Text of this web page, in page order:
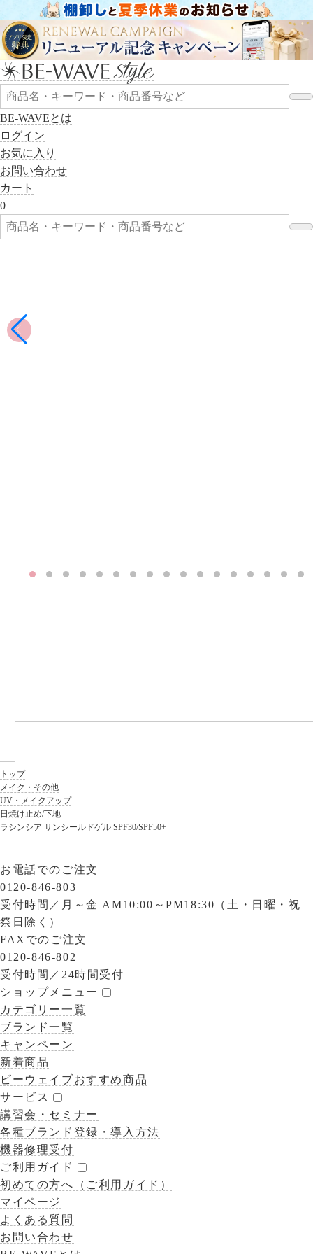
BE-WAVEとは
ログイン
お気に入り
お問い合わせ
カート
0
トップ
メイク・その他
UV・メイクアップ
日焼け止め/下地
ラシンシア サンシールドゲル SPF30/SPF50+
お電話でのご注文
0120-846-803
受付時間／ 月～金 AM10:00～PM18:30（土・日曜・祝
祭日除く）
FAXでのご注文
0120-846-802
受付時間／ 24時間受付
ショップメニュー
カテゴリー一覧
ブランド一覧
キャンペーン
新着商品
ビーウェイブおすすめ商品
サービス
講習会・セミナー
各種ブランド登録・導入方法
機器修理受付
ご利用ガイド
初めての方へ（ご利用ガイド）
マイページ
よくある質問
お問い合わせ